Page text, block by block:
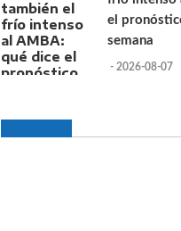
el
semana
- 2026-08-07